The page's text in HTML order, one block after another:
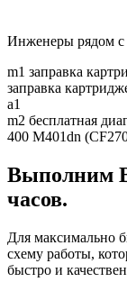
Инженеры рядом c
m1 заправка
заправка
a1
m2 бесплатная
400 M401dn
Выполним
часов.
Для максимально
схему работы,
быстро и